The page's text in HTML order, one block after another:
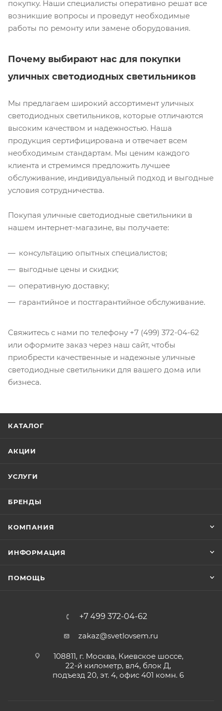
покупку. Наши специалисты оперативно решат все
возникшие вопросы и проведут необходимые
работы по ремонту или замене оборудования.
Почему выбирают нас для покупки
уличных светодиодных светильников
Мы предлагаем широкий ассортимент уличных
светодиодных светильников, которые отличаются
высоким качеством и надежностью. Наша
продукция сертифицирована и отвечает всем
необходимым стандартам. Мы ценим каждого
клиента и стремимся предложить лучшее
обслуживание, индивидуальный подход и выгодные
условия сотрудничества.
Покупая уличные светодиодные светильники в
нашем интернет-магазине, вы получаете:
консультацию опытных специалистов;
выгодные цены и скидки;
оперативную доставку;
гарантийное и постгарантийное обслуживание.
Свяжитесь с нами по телефону +7 (499) 372-04-62
или оформите заказ через наш сайт, чтобы
приобрести качественные и надежные уличные
светодиодные светильники для вашего дома или
бизнеса.
КАТАЛОГ
АКЦИИ
УСЛУГИ
БРЕНДЫ
КОМПАНИЯ
ИНФОРМАЦИЯ
ПОМОЩЬ
+7 499 372-04-62
zakaz@svetlovsem.ru
108811, г. Москва, Киевское шоссе,
22-й километр, вл4, блок Д,
подъезд 20, эт. 4, офис 401 комн. 6